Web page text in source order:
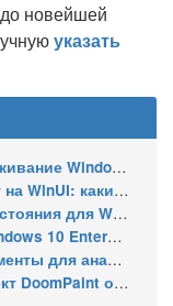
новейшей
указать
устройства
обновит Microsoft
нескольких мониторов
обновления до января 2030 года
ETW MCP и WPA MCP
директора Microsoft Azure